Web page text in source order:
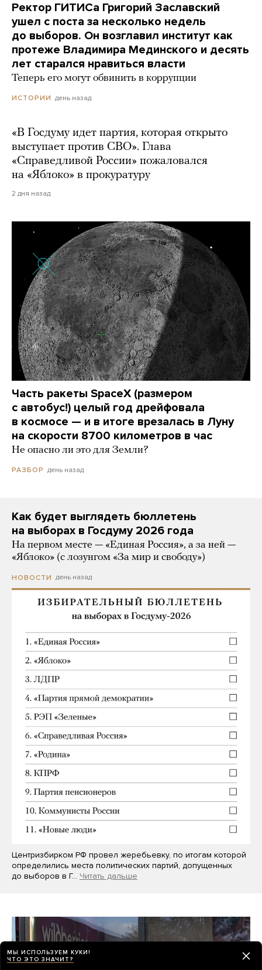
Ректор ГИТИСа Григорий Заславский
ушел с поста за несколько недель
до выборов. Он возглавил институт как
протеже Владимира Мединского и десять
лет старался нравиться власти
Теперь его могут обвинить в коррупции
ИСТОРИИ день назад
«В Госдуму идет партия, которая открыто
выступает против СВО». Глава
«Справедливой России» пожаловался
на «Яблоко» в прокуратуру
2 дня назад
Часть ракеты SpaceX (размером
с автобус!) целый год дрейфовала
в космосе — и в итоге врезалась в Луну
на скорости 8700 километров в час
Не опасно ли это для Земли?
РАЗБОР день назад
Как будет выглядеть бюллетень
на выборах в Госдуму 2026 года
На первом месте — «Единая Россия», а за ней —
«Яблоко» (с лозунгом «За мир и свободу»)
НОВОСТИ день назад
Центризбирком РФ провел жеребьевку, по итогам которой
определились места политических партий, допущенных
до выборов в Г… Читать дальше
МЫ ИСПОЛЬЗУЕМ КУКИ!
ЧТО ЭТО ЗНАЧИТ?